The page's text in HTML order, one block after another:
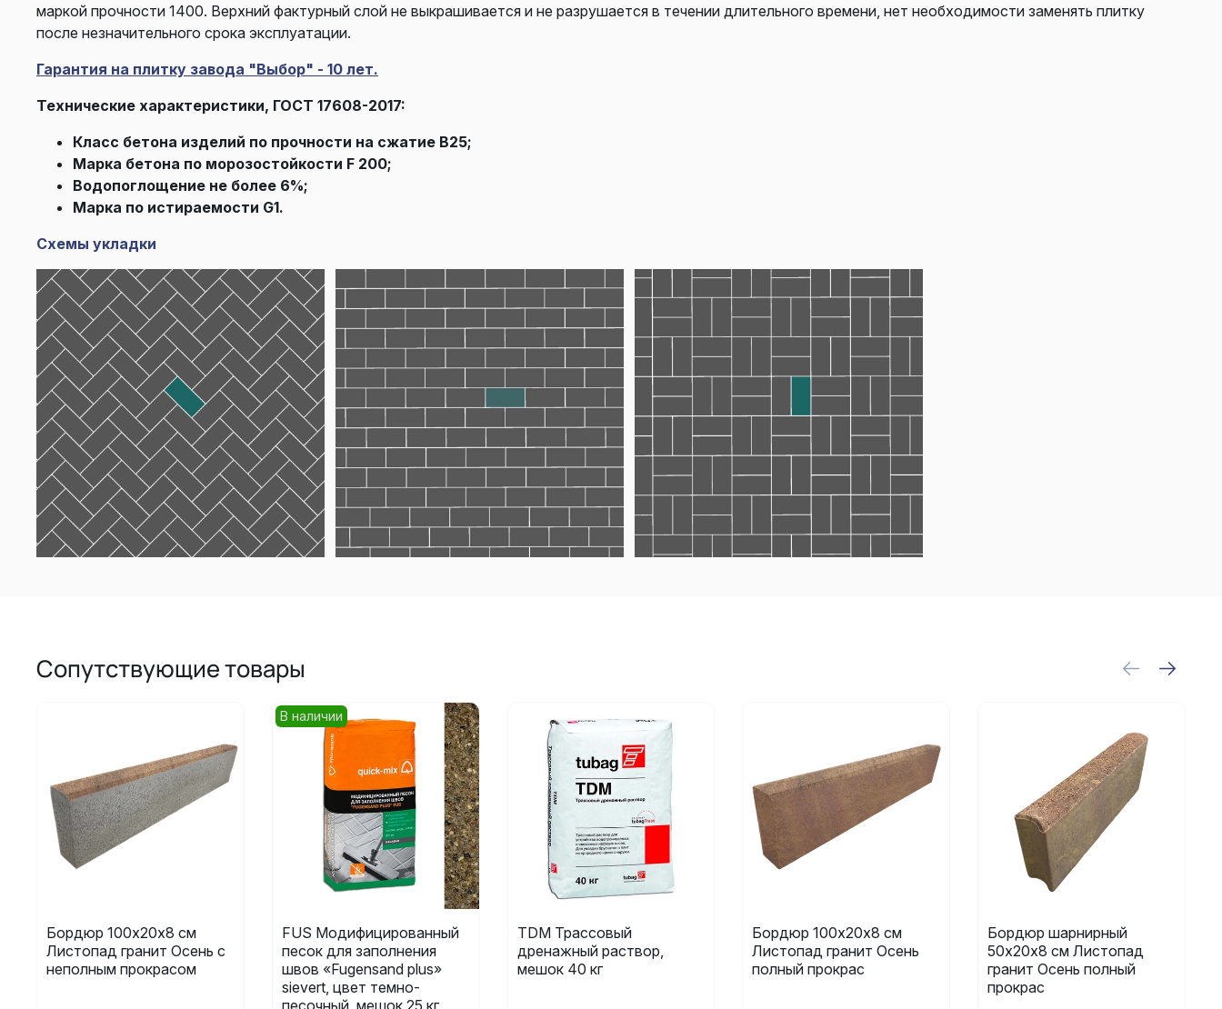
маркой прочности 1400. Верхний фактурный слой не выкрашивается и не разрушается в течении длительного времени, нет необходимости заменять плитку
после незначительного срока эксплуатации.
Гарантия на плитку завода "Выбор" - 10 лет.
Технические характеристики, ГОСТ 17608-2017:
Класс бетона изделий по прочности на сжатие В25;
Марка бетона по морозостойкости F 200;
Водопоглощение не более 6%;
Марка по истираемости G1.
Схемы укладки
Сопутствующие товары
Бордюр 100х20х8 см
Листопад гранит Осень с
неполным прокрасом
В наличии
FUS Модифицированный
песок для заполнения
швов «Fugensand plus»
sievert, цвет темно-
песочный, мешок 25 кг
TDM Трассовый
дренажный раствор,
мешок 40 кг
Бордюр 100х20х8 см
Листопад гранит Осень
полный прокрас
Бордюр шарнирный
50х20х8 см Листопад
гранит Осень полный
прокрас